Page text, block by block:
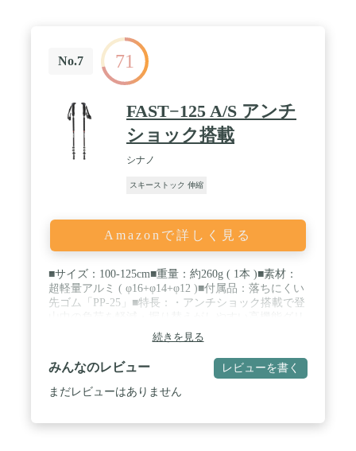
No.7 71
FAST−125 A/S アンチ
ショック搭載
シナノ
スキーストック 伸縮
Amazonで詳しく見る
■サイズ：100-125cm■重量：約260g ( 1本 )■素材：
超軽量アルミ ( φ16+φ14+φ12 )■付属品：落ちにくい
先ゴム「PP-25」■特長：・アンチショック搭載で登
ップを採用・レバーロック採用で簡単なサイズ調節
■原産国：台湾 / カラー：ＢＫ / サイズ：１００－１
２５
続きを見る
みんなのレビュー レビューを書く
まだレビューはありません